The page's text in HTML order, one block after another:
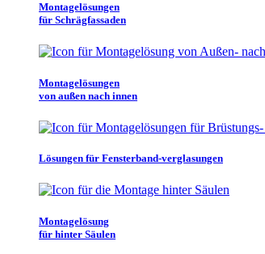
Montagelösungen
für Schrägfassaden
Montagelösungen
von außen nach innen
Lösungen für Fensterband-verglasungen
Montagelösung
für hinter Säulen